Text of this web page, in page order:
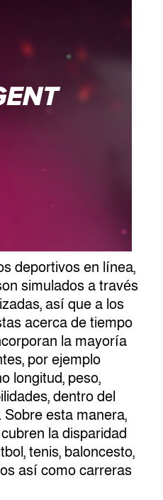
deportivos en línea,
simulados a través
así que a los
acerca de tiempo
la mayorí­a
por ejemplo
longitud, peso,
dentro del
esta manera,
la disparidad
tenis, baloncesto,
así­ como carreras